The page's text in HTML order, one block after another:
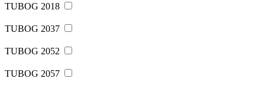
TUBOG 2018
TUBOG 2037
TUBOG 2052
TUBOG 2057